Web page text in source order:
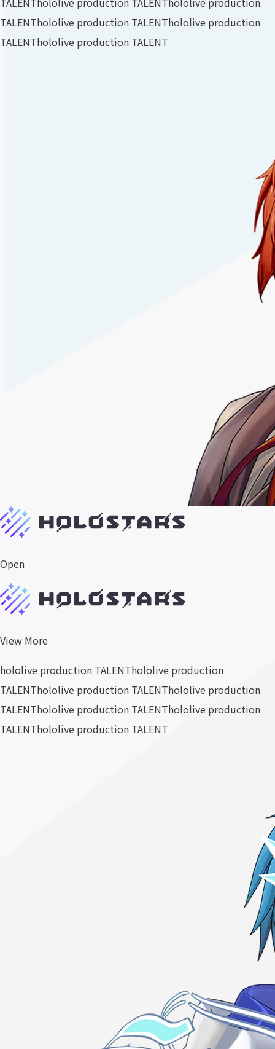
TALENThololive production TALENThololive production
TALENThololive production TALENT
Open
View More
hololive production TALENThololive production
TALENThololive production TALENThololive production
TALENThololive production TALENThololive production
TALENThololive production TALENT